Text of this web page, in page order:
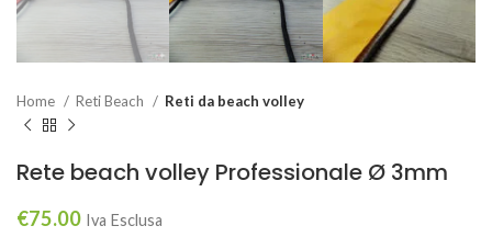
Home Reti Beach Reti da beach volley
Rete beach volley Professionale Ø 3mm
€75.00 Iva Esclusa